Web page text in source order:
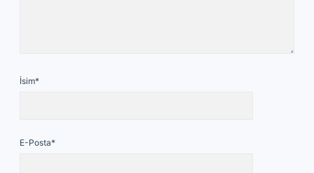
İsim*
E-Posta*